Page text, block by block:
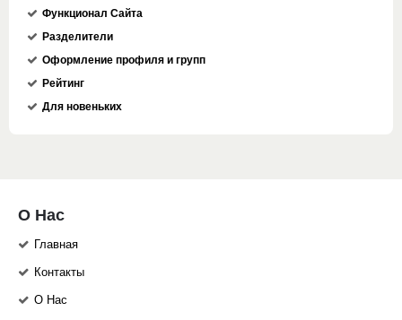
Функционал Сайта
Разделители
Оформление профиля и групп
Рейтинг
Для новеньких
О Нас
Главная
Контакты
О Нас